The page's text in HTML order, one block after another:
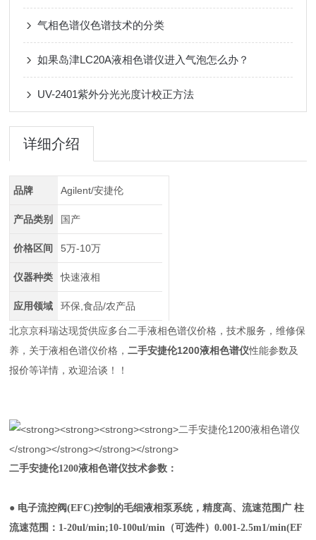
气相色谱仪色谱技术的分类
如果岛津LC20A液相色谱仪进入气泡怎么办？
UV-2401紫外分光光度计校正方法
详细介绍
品牌 Agilent/安捷伦
产品类别 国产
价格区间 5万-10万
仪器种类 快速液相
应用领域 环保,食品/农产品
北京京科瑞达现货供应多台二手液相色谱仪价格，技术服务，维修保
养，关于液相色谱仪价格，二手安捷伦1200液相色谱仪性能参数及
报价等详情，欢迎洽谈！！
二手安捷伦1200液相色谱仪技术参数：
● 电子流控阀(EFC)控制的毛细液相泵系统，精度高、流速范围广 柱
流速范围：1-20ul/min;10-100ul/min（可选件）0.001-2.5m1/min(EF